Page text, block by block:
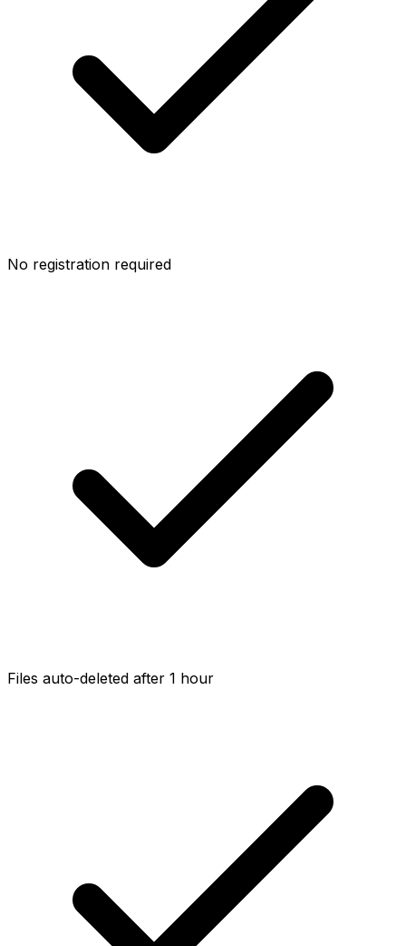
No registration required
Files auto-deleted after 1 hour